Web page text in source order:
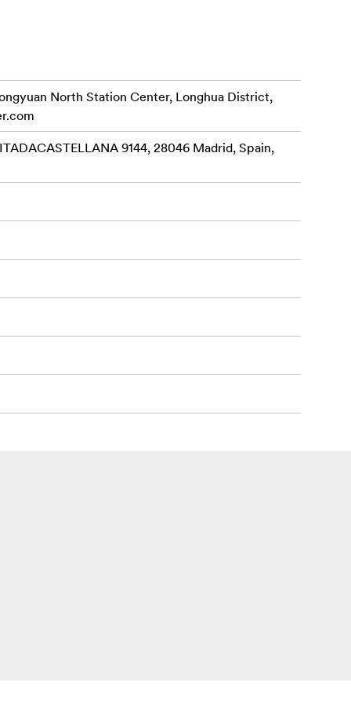
North Station Center, Longhua District,
9144, 28046 Madrid, Spain,